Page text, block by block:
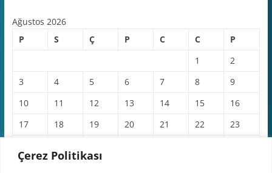
Çerez Politikası
Ağustos 2026
P
S Ç P C C
P
1
2
3
4 5 6 7 8
9
10
11 12 13 14 15
16
17
18 19 20 21 22
23